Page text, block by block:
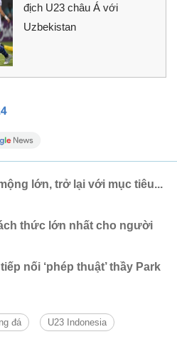
địch U23 châu Á với
Uzbekistan
lớn, trở lại với mục tiêu...
thức lớn nhất cho người
nối ‘phép thuật’ thầy Park
đá U23 Indonesia